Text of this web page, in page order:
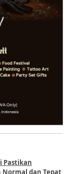
Pastikan
Normal dan Tepat